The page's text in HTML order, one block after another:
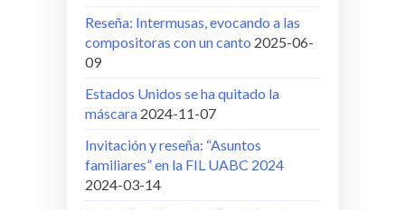
Reseña: Intermusas, evocando a las
compositoras con un canto 2025-06-
09
Estados Unidos se ha quitado la
máscara 2024-11-07
Invitación y reseña: “Asuntos
familiares” en la FIL UABC 2024
2024-03-14